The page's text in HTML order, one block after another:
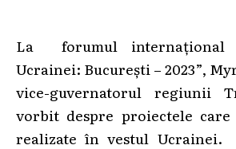
La forumul internațional
Ucrainei: București – 2023”,
vice-guvernatorul regiunii
vorbit despre proiectele care
realizate în vestul Ucrainei.